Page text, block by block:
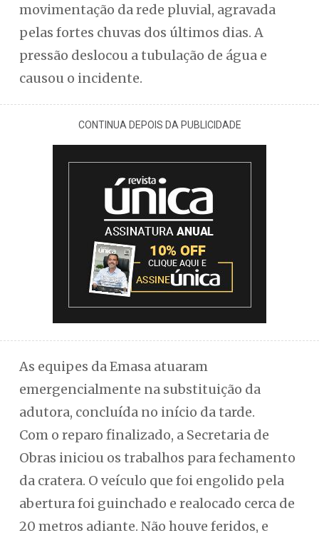
movimentação da rede pluvial, agravada
pelas fortes chuvas dos últimos dias. A
pressão deslocou a tubulação de água e
causou o incidente.
CONTINUA DEPOIS DA PUBLICIDADE
As equipes da Emasa atuaram
emergencialmente na substituição da
adutora, concluída no início da tarde.
Com o reparo finalizado, a Secretaria de
Obras iniciou os trabalhos para fechamento
da cratera. O veículo que foi engolido pela
abertura foi guinchado e realocado cerca de
20 metros adiante. Não houve feridos, e